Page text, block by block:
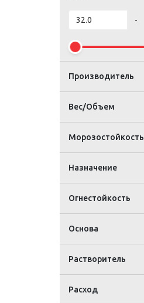
-
Производитель
Вес/Объем
Морозостойкость
Назначение
Огнестойкость
Основа
Растворитель
Расход